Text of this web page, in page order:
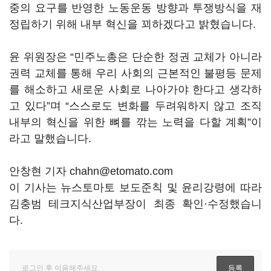
중의 요구를 반영한 노동운동 방향과 투쟁방식을 재
정립하기 위해 내부 혁신을 꾀하겠다고 밝혔습니다.
윤 위원장은 “민주노총은 단순한 정권 교체가 아니라
권력 교체를 통해 우리 사회의 근본적인 불평등 문제
를 해소하고 새로운 사회로 나아가야 한다고 생각하
고 있다”며 “스스로도 변화를 두려워하지 않고 조직
내부의 혁신을 위한 뼈를 깎는 노력을 다할 계획”이
라고 말했습니다.
안창현 기자 chahn@etomato.com
이 기사는 뉴스토마토 보도준칙 및 윤리강령에 따라
김충범 테크지식산업부장이 최종 확인·수정했습니
다.